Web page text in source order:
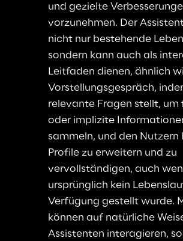
und gezielte
vorzunehmen. Der
nicht nur bestehende
sondern kann auch als
Leitfaden dienen, ähnlich
Vorstellungsgespräch,
relevante Fragen stellt, um
oder implizite
sammeln, und den Nutzern
Profile zu erweitern und zu
vervollständigen, auch
ursprünglich kein
Verfügung gestellt wurde.
können auf natürliche
Assistenten interagieren,